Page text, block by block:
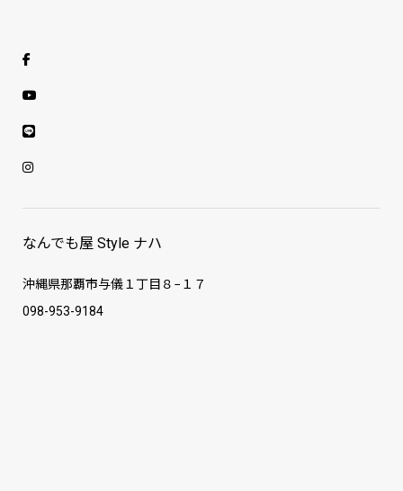
なんでも屋 Style ナハ
沖縄県那覇市与儀１丁目８−１７
098-953-9184